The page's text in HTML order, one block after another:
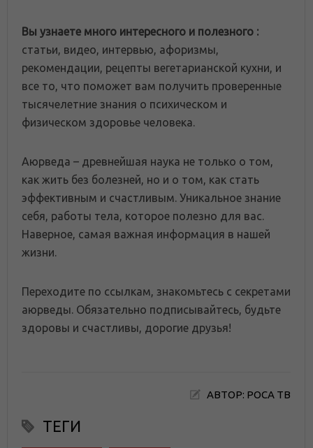
Вы узнаете много интересного и полезного :
статьи, видео, интервью, афоризмы,
рекомендации, рецепты вегетарианской кухни, и
все то, что поможет вам получить проверенные
тысячелетние знания о психическом и
физическом здоровье человека.
Аюрведа – древнейшая наука не только о том,
как жить без болезней, но и о том, как стать
эффективным и счастливым. Уникальное знание
себя, работы тела, которое полезно для вас.
Наверное, самая важная информация в нашей
жизни.
Переходите по ссылкам, знакомьтесь с секретами
аюрведы. Обязательно подписывайтесь, будьте
здоровы и счастливы, дорогие друзья!
АВТОР: РОСА ТВ
ТЕГИ